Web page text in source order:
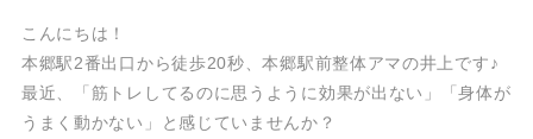
こんにちは！
本郷駅2番出口から徒歩20秒、本郷駅前整体アマの井上です♪
最近、「筋トレしてるのに思うように効果が出ない」「身体が
うまく動かない」と感じていませんか？